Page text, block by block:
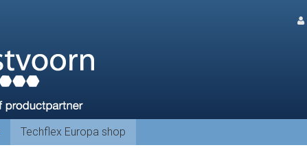
Techflex Europa shop